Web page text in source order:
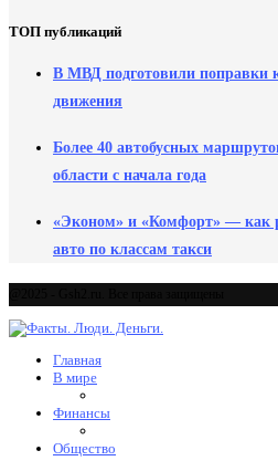
ТОП публикаций
В МВД подготовили поправки
движения
Более 40 автобусных
области с начала года
«Эконом» и «Комфорт» — как
авто по классам такси
Главная
В мире
Финансы
Общество